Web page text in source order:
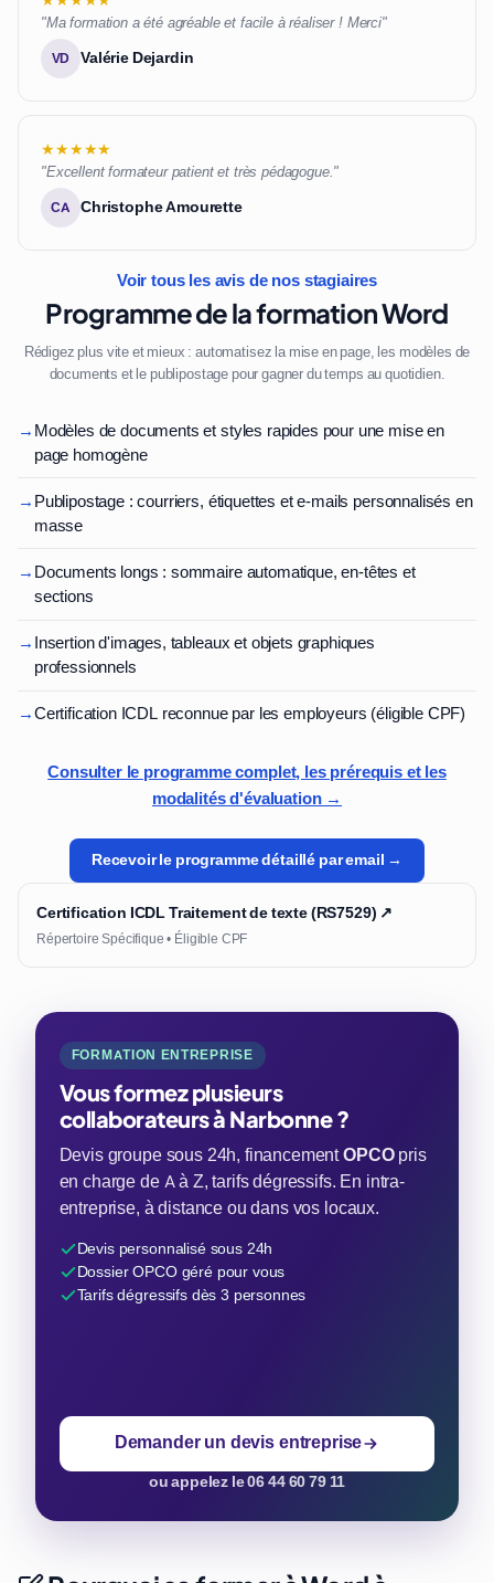
"Ma formation a été agréable et facile à réaliser ! Merci"
VD Valérie Dejardin
★★★★★
"Excellent formateur patient et très pédagogue."
CA Christophe Amourette
Voir tous les avis de nos stagiaires
Programme de la formation Word
Rédigez plus vite et mieux : automatisez la mise en page, les modèles de
documents et le publipostage pour gagner du temps au quotidien.
→ Modèles de documents et styles rapides pour une mise en
page homogène
→ Publipostage : courriers, étiquettes et e-mails personnalisés en
masse
→ Documents longs : sommaire automatique, en-têtes et
sections
→ Insertion d'images, tableaux et objets graphiques
professionnels
→Certification ICDL reconnue par les employeurs (éligible CPF)
Consulter le programme complet, les prérequis et les
modalités d'évaluation →
Recevoir le programme détaillé par email →
Certification ICDL Traitement de texte (RS7529) ↗
Répertoire Spécifique • Éligible CPF
FORMATION ENTREPRISE
Vous formez plusieurs
collaborateurs à Narbonne ?
Devis groupe sous 24h, financementOPCOpris
en charge de A à Z, tarifs dégressifs. En intra-
entreprise, à distance ou dans vos locaux.
Devis personnalisé sous 24h
Dossier OPCO géré pour vous
Tarifs dégressifs dès 3 personnes
Demander un devis entreprise
ou appelez le 06 44 60 79 11